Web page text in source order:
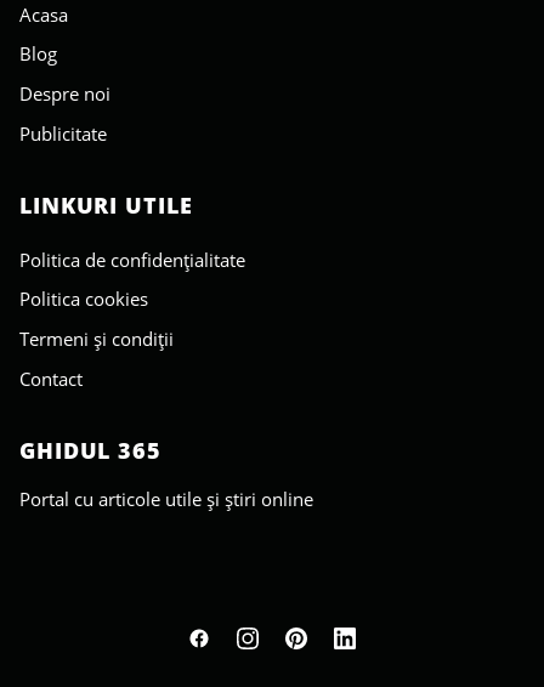
Acasa
Blog
Despre noi
Publicitate
LINKURI UTILE
Politica de confidențialitate
Politica cookies
Termeni și condiții
Contact
GHIDUL 365
Portal cu articole utile și știri online